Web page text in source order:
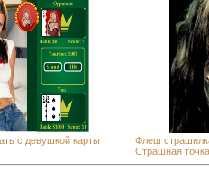
с девушкой карты
Флеш
Страшная